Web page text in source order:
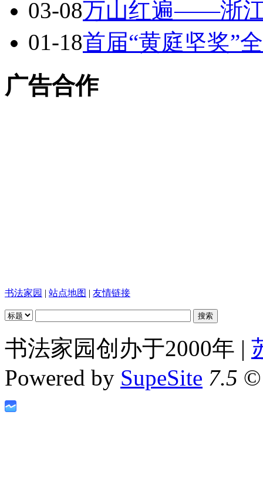
03-08万山红遍——浙
01-18首届“黄庭坚奖”
广告合作
书法家园 | 站点地图 | 友情链接
书法家园创办于2000年 |
Powered by SupeSite 7.5 ©